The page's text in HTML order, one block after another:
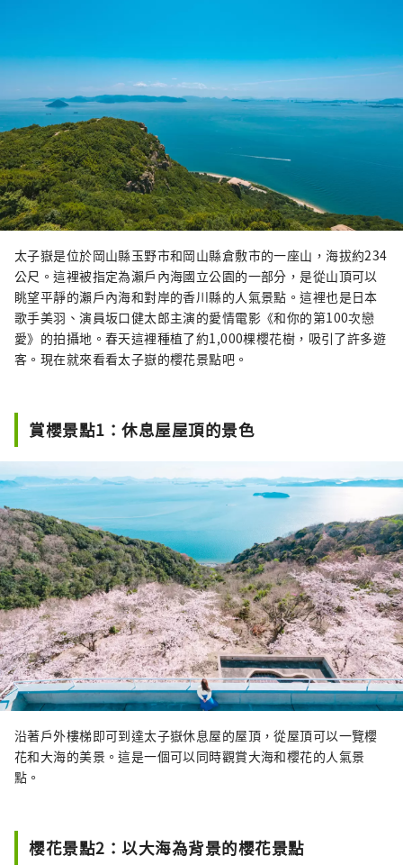
太子嶽是位於岡山縣玉野市和岡山縣倉敷市的一座山，海拔約234
公尺。這裡被指定為瀨戶內海國立公園的一部分，是從山頂可以
眺望平靜的瀨戶內海和對岸的香川縣的人氣景點。這裡也是日本
歌手美羽、演員坂口健太郎主演的愛情電影《和你的第100次戀
愛》的拍攝地。春天這裡種植了約1,000棵櫻花樹，吸引了許多遊
客。現在就來看看太子嶽的櫻花景點吧。
賞櫻景點1：休息屋屋頂的景色
沿著戶外樓梯即可到達太子嶽休息屋的屋頂，從屋頂可以一覽櫻
花和大海的美景。這是一個可以同時觀賞大海和櫻花的人氣景
點。
櫻花景點2：以大海為背景的櫻花景點